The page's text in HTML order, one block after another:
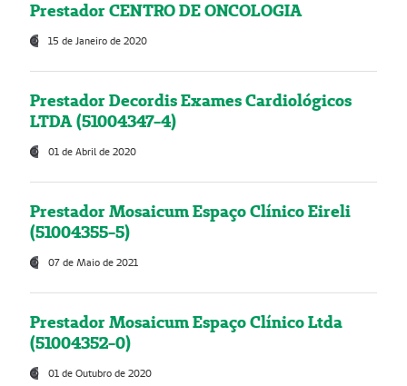
Prestador CENTRO DE ONCOLOGIA
15 de Janeiro de 2020
Prestador Decordis Exames Cardiológicos
LTDA (51004347-4)
01 de Abril de 2020
Prestador Mosaicum Espaço Clínico Eireli
(51004355-5)
07 de Maio de 2021
Prestador Mosaicum Espaço Clínico Ltda
(51004352-0)
01 de Outubro de 2020